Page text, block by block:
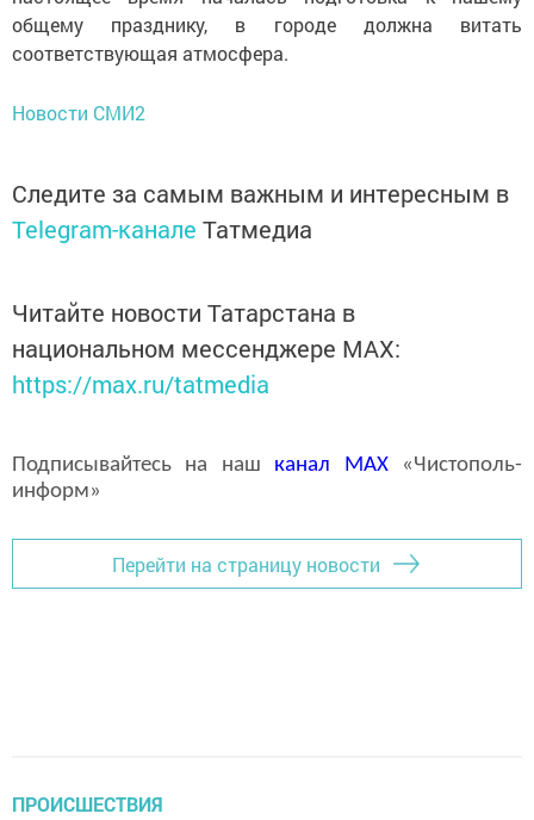
общему празднику, в городе должна витать
соответствующая атмосфера.
Новости СМИ2
Следите за самым важным и интересным в
Telegram-канале Татмедиа
Читайте новости Татарстана в
национальном мессенджере MАХ:
https://max.ru/tatmedia
Подписывайтесь на наш канал MAX«Чистополь-
информ»
Перейти на страницу новости
ПРОИСШЕСТВИЯ